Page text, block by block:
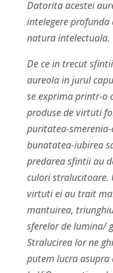
Datorita acestei
intelegere profunda
natura intelectuala.
De ce in trecut
aureola in jurul
se exprima printr-o
produse de virtuti
puritatea-
bunatatea-iubirea
predarea sfintii au
culori stralucitoare.
virtuti ei au trait
mantuirea,
sferelor de lumina/
Stralucirea lor ne
putem lucra asupra